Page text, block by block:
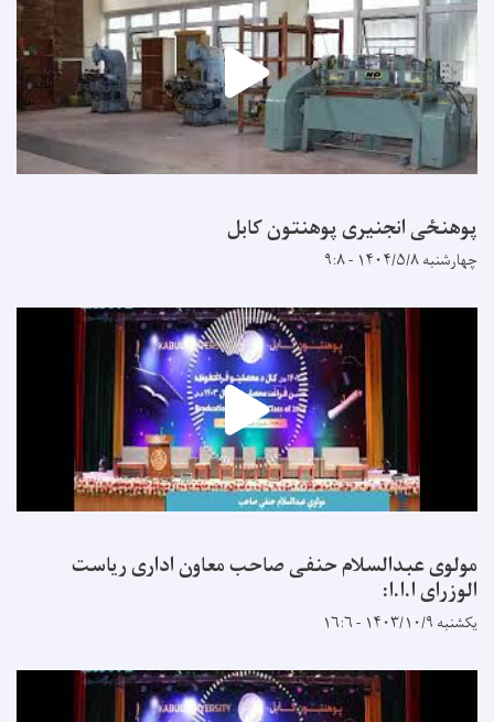
پوهنځی انجنیری پوهنتون کابل
چهارشنبه ۱۴۰۴/۵/۸ - ۹:۸
مولوی عبدالسلام حنفی صاحب معاون اداری ریاست
الوزرای ا.ا.ا:
یکشنبه ۱۴۰۳/۱۰/۹ - ۱۶:۶